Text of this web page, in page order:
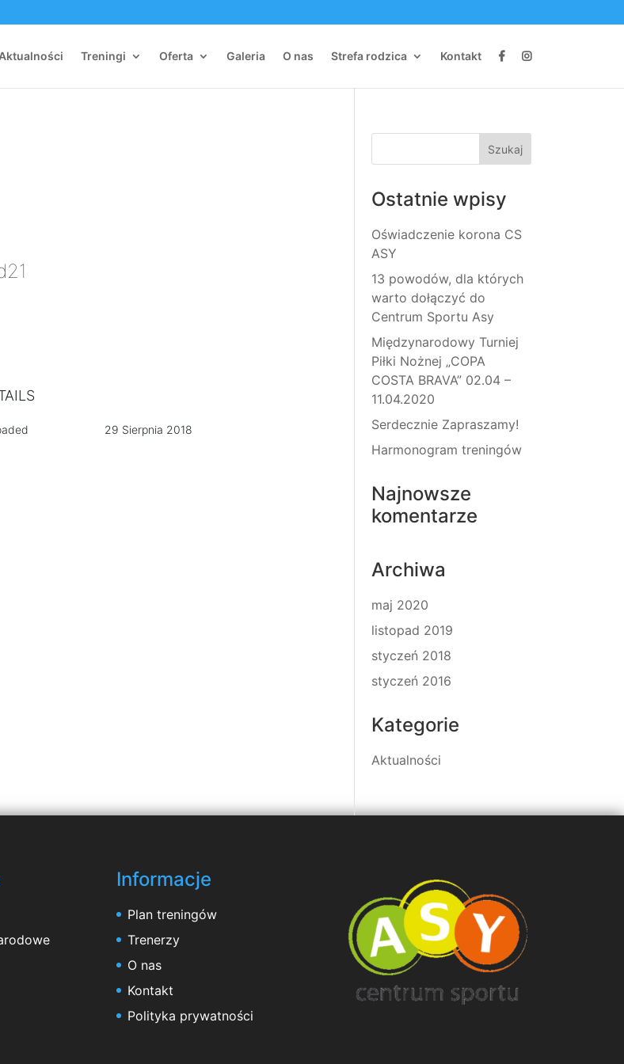
Aktualności Treningi Oferta Galeria O nas Strefa rodzica Kontakt
29 Sierpnia 2018
Ostatnie wpisy
Oświadczenie korona CS
ASY
13 powodów, dla których
warto dołączyć do
Centrum Sportu Asy
Międzynarodowy Turniej
Piłki Nożnej „COPA
COSTA BRAVA” 02.04 –
11.04.2020
Serdecznie Zapraszamy!
Harmonogram treningów
Najnowsze
komentarze
Archiwa
maj 2020
listopad 2019
styczeń 2018
styczeń 2016
Kategorie
Aktualności
Informacje
Plan treningów
Trenerzy
O nas
Kontakt
Polityka prywatności